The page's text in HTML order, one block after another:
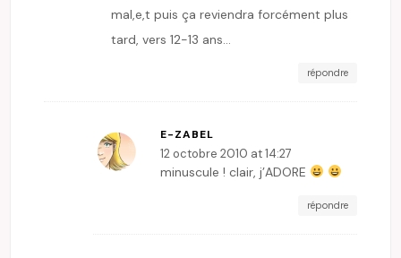
mal,e,t puis ça reviendra forcément plus
tard, vers 12-13 ans…
répondre
E-ZABEL
12 octobre 2010 at 14:27
minuscule ! clair, j’ADORE
répondre